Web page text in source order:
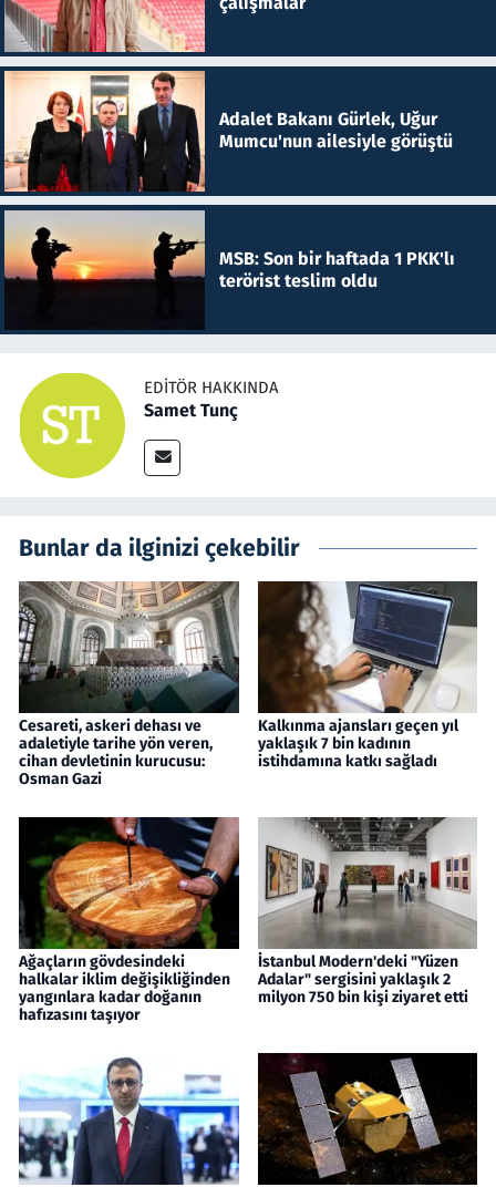
Adalet Bakanı Gürlek, Uğur
Mumcu'nun ailesiyle görüştü
MSB: Son bir haftada 1 PKK'lı
terörist teslim oldu
EDITÖR HAKKINDA
Samet Tunç
Bunlar da ilginizi çekebilir
Cesareti, askeri dehası ve
adaletiyle tarihe yön veren,
cihan devletinin kurucusu:
Osman Gazi
Kalkınma ajansları geçen yıl
yaklaşık 7 bin kadının
istihdamına katkı sağladı
Ağaçların gövdesindeki
halkalar iklim değişikliğinden
yangınlara kadar doğanın
hafızasını taşıyor
İstanbul Modern'deki "Yüzen
Adalar" sergisini yaklaşık 2
milyon 750 bin kişi ziyaret etti